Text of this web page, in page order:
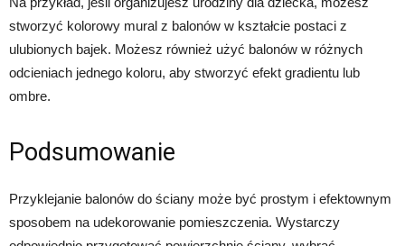
stworzyć kolorowy mural z balonów w kształcie postaci z
ulubionych bajek. Możesz również użyć balonów w różnych
odcieniach jednego koloru, aby stworzyć efekt gradientu lub
ombre.
Podsumowanie
Przyklejanie balonów do ściany może być prostym i efektownym
sposobem na udekorowanie pomieszczenia. Wystarczy